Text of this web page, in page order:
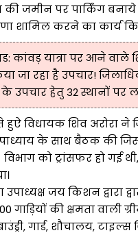
की जमीन पर पार्किंग
शामिल करने का कार्य
कांवड़ यात्रा पर आने वाले
रहा है उपचार!
के उपचार हेतु 32 स्थानों पर
हुऐ विधायक शिव अरोरा ने
के साथ बैठक की
को ट्रांसफर हो गई
जय किशन द्वारा
की क्षमता वाली
गार्ड, शौचालय,